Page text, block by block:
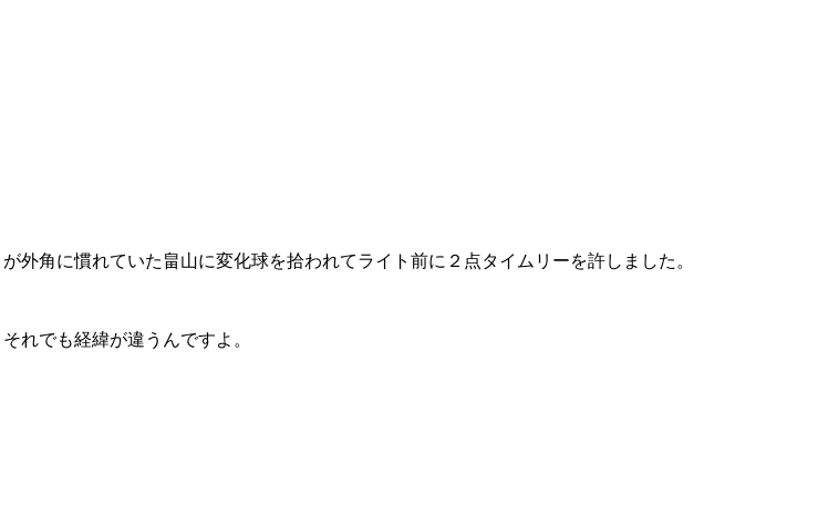
角に慣れていた畠山に変化球を拾われてライト前に２点タイムリーを許しました。
れでも経緯が違うんですよ。